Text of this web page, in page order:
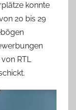
konnte
20 bis 29
RTL